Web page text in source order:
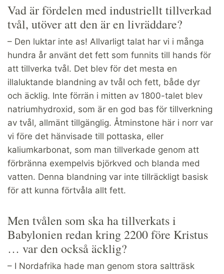
Vad är fördelen med industriellt tillverkad
tvål, utöver att den är en livräddare?
– Den luktar inte as! Allvarligt talat har vi i många
hundra år använt det fett som funnits till hands för
att tillverka tvål. Det blev för det mesta en
illaluktande blandning av tvål och fett, både dyr
och äcklig. Inte förrän i mitten av 1800-talet blev
natriumhydroxid, som är en god bas för tillverkning
av tvål, allmänt tillgänglig. Åtminstone här i norr var
vi före det hänvisade till pottaska, eller
kaliumkarbonat, som man tillverkade genom att
förbränna exempelvis björkved och blanda med
vatten. Denna blandning var inte tillräckligt basisk
för att kunna förtvåla allt fett.
Men tvålen som ska ha tillverkats i
Babylonien redan kring 2200 före Kristus
… var den också äcklig?
– I Nordafrika hade man genom stora saltträsk